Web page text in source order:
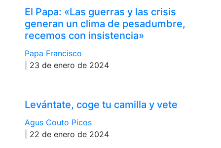
El Papa: «Las guerras y las crisis
generan un clima de pesadumbre,
recemos con insistencia»
Papa Francisco
| 23 de enero de 2024
Levántate, coge tu camilla y vete
Agus Couto Picos
| 22 de enero de 2024